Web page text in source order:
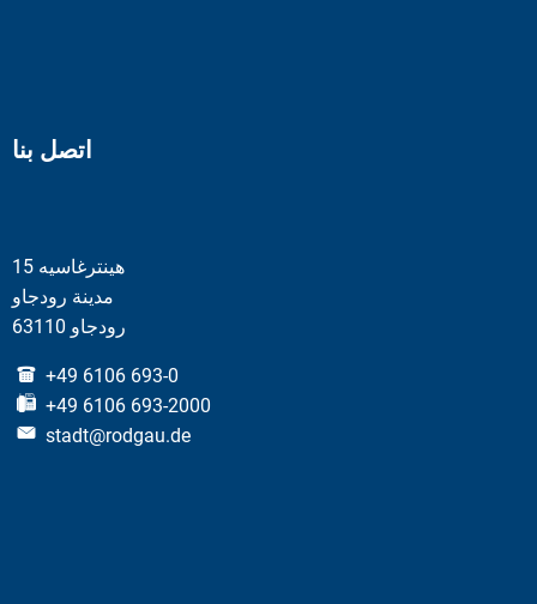
اتصل بنا
هينترغاسيه 15
مدينة رودجاو
63110 رودجاو
+49 6106 693-0
+49 6106 693-2000
stadt@rodgau.de